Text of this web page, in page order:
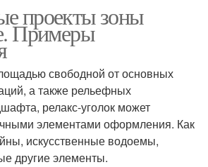
проекты зоны
Примеры
свободной от основных
а также рельефных
релакс-уголок может
элементами оформления. Как
искусственные водоемы,
другие элементы.